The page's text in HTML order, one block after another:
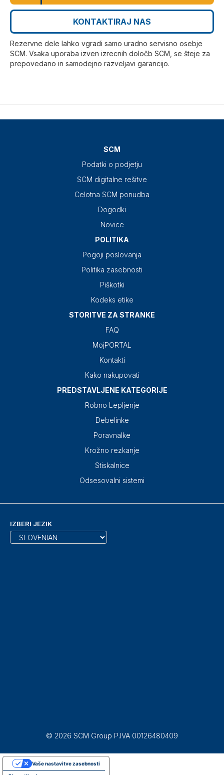
KONTAKTIRAJ NAS
Rezervne dele lahko vgradi samo uradno servisno osebje
SCM. Vsaka uporaba izven izrecnih določb SCM, se šteje za
prepovedano in samodejno razveljavi garancijo.
SCM
Podatki o podjetju
SCM digitalne rešitve
Celotna SCM ponudba
Dogodki
Novice
POLITIKA
Pogoji poslovanja
Politika zasebnosti
Piškotki
Kodeks etike
STORITVE ZA STRANKE
FAQ
MojPORTAL
Kontakti
Kako nakupovati
PREDSTAVLJENE KATEGORIJE
Robno Lepljenje
Debelinke
Poravnalke
Krožno rezkanje
Stiskalnice
Odsesovalni sistemi
IZBERI JEZIK
© 2026 SCM Group P.IVA 00126480409
Vaše nastavitve zasebnosti